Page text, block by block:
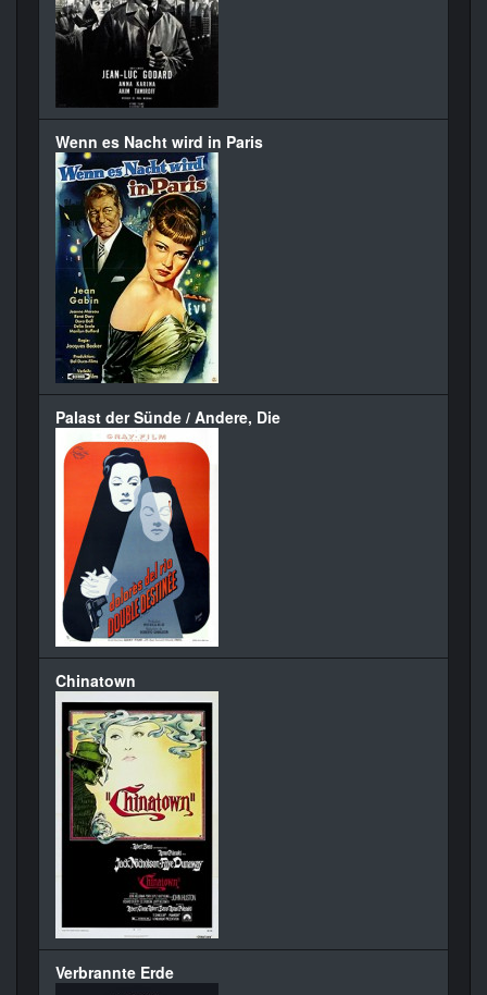
Wenn es Nacht wird in Paris
Palast der Sünde / Andere, Die
Chinatown
Verbrannte Erde